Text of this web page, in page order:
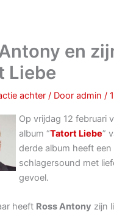
en
Liebe
achter / Dooradmin/
Op vrijdag 12 februari
album “Tatort Liebe”
derde album heeft
schlagersound met
gevoel.
heeft Ross Antony zijn